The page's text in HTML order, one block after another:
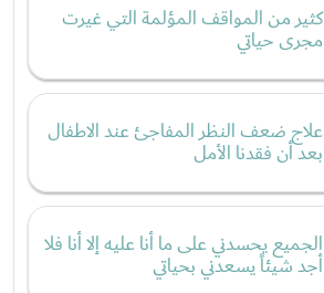
كثير من المواقف المؤلمة التي غيرت
مجرى حياتي
علاج ضعف النظر المفاجئ عند الاطفال
بعد أن فقدنا الأمل
الجميع يحسدني على ما أنا عليه إلا أنا فلا
أجد شيئاً يسعدني بحياتي